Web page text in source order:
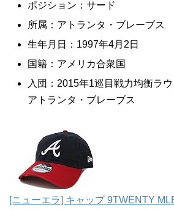
ポジション：サード
所属：アトランタ・ブレーブス
生年月日：1997年4月2日
国籍：アメリカ合衆国
入団：2015年1巡目戦力均衡ラ
アトランタ・ブレーブス
[ニューエラ] キャップ 9TWENTY